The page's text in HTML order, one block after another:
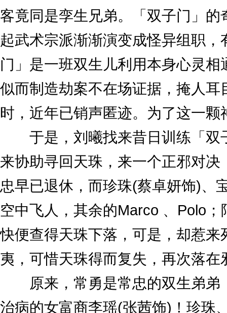
客竟同是孪生兄弟。「双子门」
起武术宗派渐渐演变成怪异组职
门」是一班双生儿利用本身心灵
似而制造劫案不在场证据，掩人
时，近年已销声匿迹。为了这一
于是，刘曦找来昔日训练「双
来协助寻回天珠，来一个正邪对
忠早已退休，而珍珠(蔡卓妍饰)、
空中飞人，其余的Marco 、Polo
快便查得天珠下落，可是，却惹
夷，可惜天珠得而复失，再次落
原来，常勇是常忠的双生弟弟
治病的女富商李瑶(张茜饰)！珍珠